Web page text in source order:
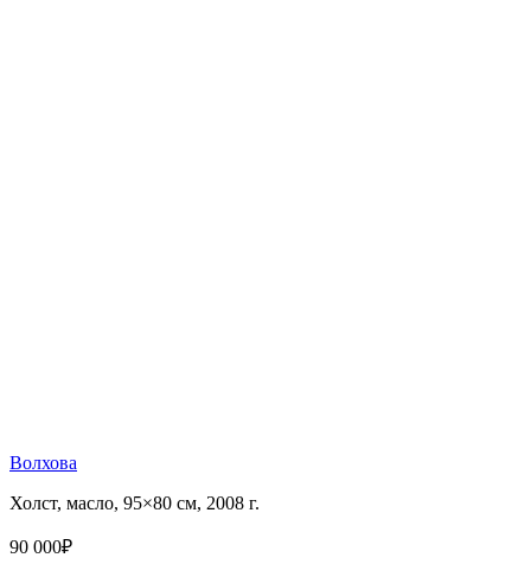
Волхова
Холст, масло, 95×80 см, 2008 г.
90 000₽